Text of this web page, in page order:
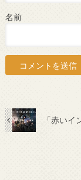
名前
「赤い